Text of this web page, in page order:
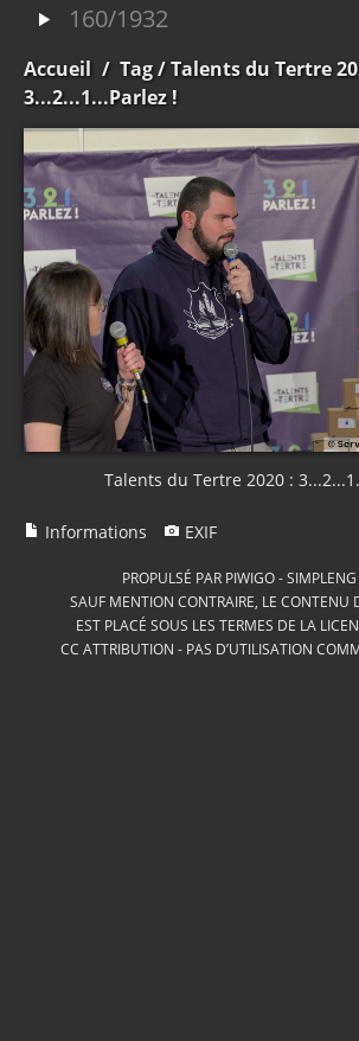
160/1932
Accueil / Tag/ Talents du Tertre
3...2...1...Parlez !
Talents du Tertre 2020 :
Informations EXIF
PROPULSÉ PAR PIWIGO-
SAUF MENTION CONTRAIRE, LE CONTENU
EST PLACÉ SOUS LES TERMES DE LA
CC ATTRIBUTION - PAS D’UTILISATION